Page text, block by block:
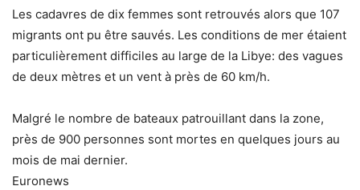
Les cadavres de dix femmes sont retrouvés alors que 107
migrants ont pu être sauvés. Les conditions de mer étaient
particulièrement difficiles au large de la Libye: des vagues
de deux mètres et un vent à près de 60 km/h.
Malgré le nombre de bateaux patrouillant dans la zone,
près de 900 personnes sont mortes en quelques jours au
mois de mai dernier.
Euronews